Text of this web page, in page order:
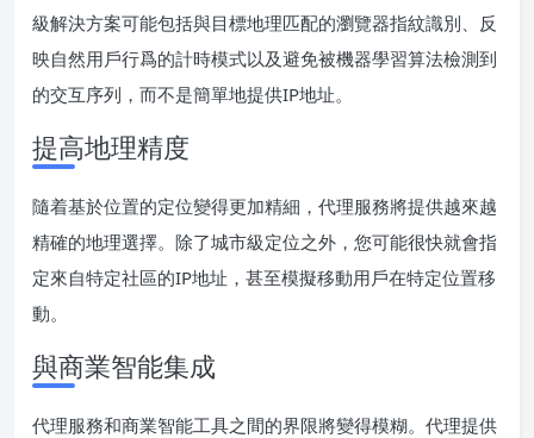
級解決方案可能包括與目標地理匹配的瀏覽器指紋識別、反
映自然用戶行爲的計時模式以及避免被機器學習算法檢測到
的交互序列，而不是簡單地提供IP地址。
提高地理精度
隨着基於位置的定位變得更加精細，代理服務將提供越來越
精確的地理選擇。除了城市級定位之外，您可能很快就會指
定來自特定社區的IP地址，甚至模擬移動用戶在特定位置移
動。
與商業智能集成
代理服務和商業智能工具之間的界限將變得模糊。代理提供